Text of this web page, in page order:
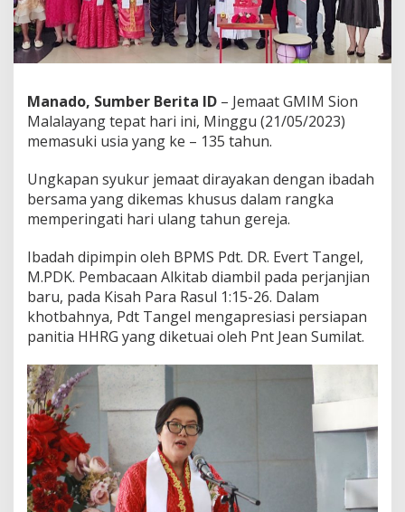
a
l
a
l
y
a
n
g
e
-
1
3
B
e
r
l
a
n
s
g
M
e
Manado, Sumber Berita ID – Jemaat GMIM Sion
Malalayang tepat hari ini, Minggu (21/05/2023)
memasuki usia yang ke – 135 tahun.
Ungkapan syukur jemaat dirayakan dengan ibadah
bersama yang dikemas khusus dalam rangka
memperingati hari ulang tahun gereja.
Ibadah dipimpin oleh BPMS Pdt. DR. Evert Tangel,
M.PDK. Pembacaan Alkitab diambil pada perjanjian
baru, pada Kisah Para Rasul 1:15-26. Dalam
khotbahnya, Pdt Tangel mengapresiasi persiapan
panitia HHRG yang diketuai oleh Pnt Jean Sumilat.